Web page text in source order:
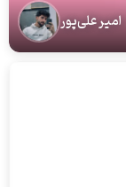
امیر علی‌پور